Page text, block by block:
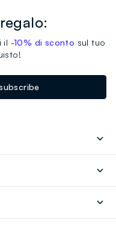
il -10% di sconto sul tuo